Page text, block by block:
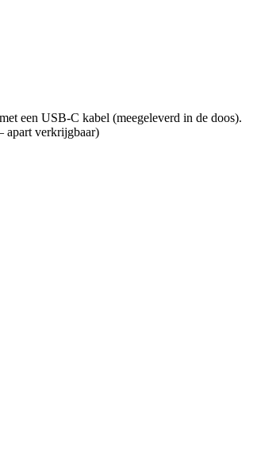
een USB-C kabel (meegeleverd in de doos).
apart verkrijgbaar)